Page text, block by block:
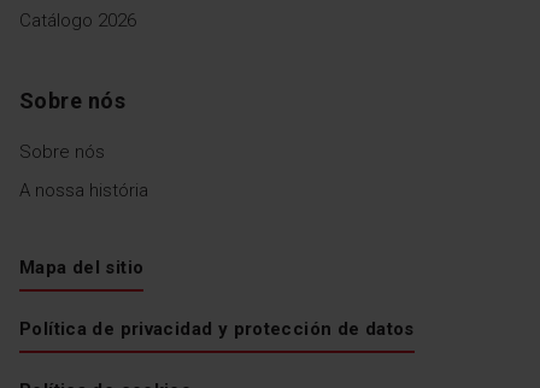
Catálogo 2026
Sobre nós
Sobre nós
A nossa história
Mapa del sitio
Política de privacidad y protección de datos